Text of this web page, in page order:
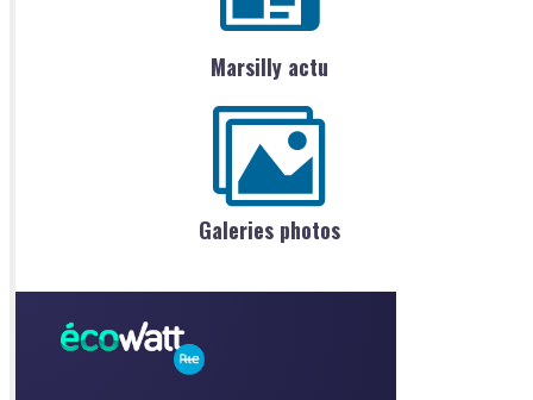
Marsilly actu
Galeries photos